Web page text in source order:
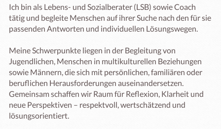
Ich bin als Lebens- und Sozialberater (LSB) sowie Coach
tätig und begleite Menschen auf ihrer Suche nach den für sie
passenden Antworten und individuellen Lösungswegen.
Meine Schwerpunkte liegen in der Begleitung von
Jugendlichen, Menschen in multikulturellen Beziehungen
sowie Männern, die sich mit persönlichen, familiären oder
beruflichen Herausforderungen auseinandersetzen.
Gemeinsam schaffen wir Raum für Reflexion, Klarheit und
neue Perspektiven – respektvoll, wertschätzend und
lösungsorientiert.